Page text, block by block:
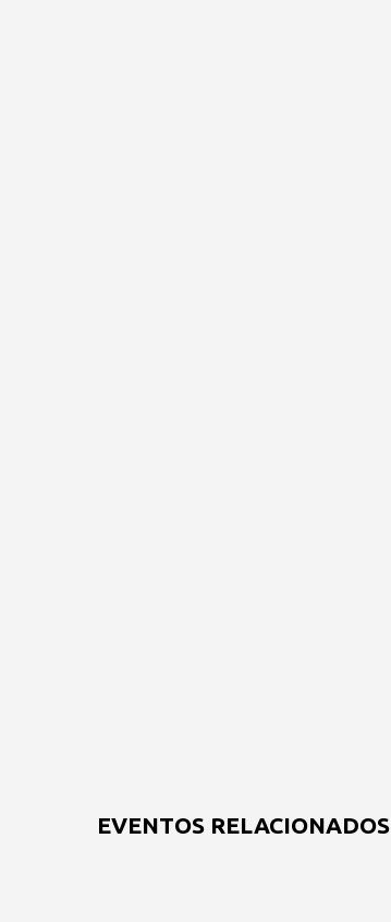
EVENTOS RELACIONADOS